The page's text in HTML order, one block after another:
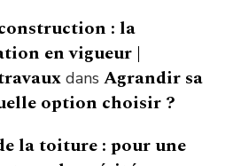
: la
en vigueur |
dans Agrandir sa
option choisir ?
la toiture : pour une